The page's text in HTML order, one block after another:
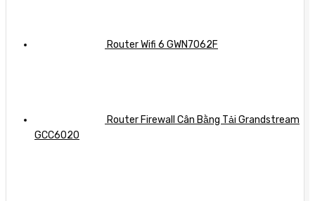
Router Wifi 6 GWN7062F
Router Firewall Cân Bằng Tải Grandstream
GCC6020